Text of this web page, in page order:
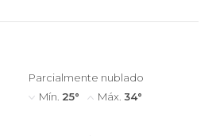
Parcialmente nublado
Mín. 25° Máx. 34°